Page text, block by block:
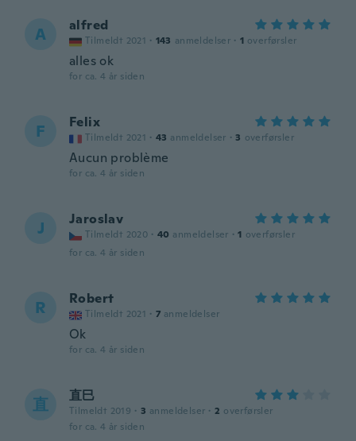
A alfred
Tilmeldt 2021 · 143 anmeldelser · 1 overførsler
alles ok
for ca. 4 år siden
F Felix
Tilmeldt 2021 · 43 anmeldelser · 3 overførsler
Aucun problème
for ca. 4 år siden
J Jaroslav
Tilmeldt 2020 · 40 anmeldelser · 1 overførsler
for ca. 4 år siden
R Robert
Tilmeldt 2021 · 7 anmeldelser
Ok
for ca. 4 år siden
直 直巳
Tilmeldt 2019 · 3 anmeldelser · 2 overførsler
for ca. 4 år siden